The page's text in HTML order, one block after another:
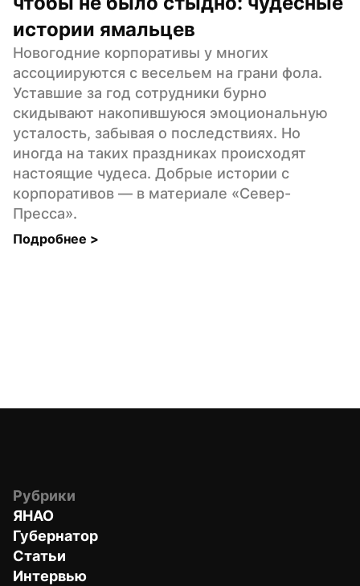
истории ямальцев
Новогодние корпоративы у многих
ассоциируются с весельем на грани фола.
Уставшие за год сотрудники бурно
скидывают накопившуюся эмоциональную
усталость, забывая о последствиях. Но
иногда на таких праздниках происходят
настоящие чудеса. Добрые истории с
корпоративов — в материале «Север-
Пресса».
Подробнее >
Рубрики
ЯНАО
Губернатор
Статьи
Интервью